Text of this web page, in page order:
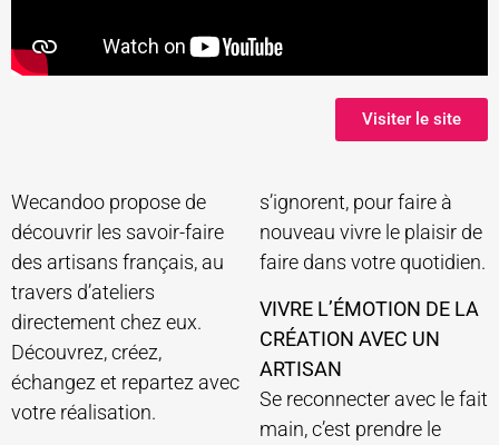
Visiter le site
Wecandoo propose de
découvrir les savoir-faire
des artisans français, au
travers d’ateliers
directement chez eux.
Découvrez, créez,
échangez et repartez avec
votre réalisation.
s’ignorent, pour faire à
nouveau vivre le plaisir de
faire dans votre quotidien.
VIVRE L’ÉMOTION DE LA
CRÉATION AVEC UN
ARTISAN
Se reconnecter avec le fait
main, c’est prendre le